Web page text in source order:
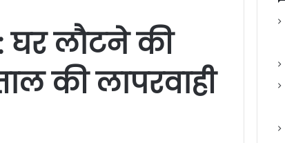
लौटने की
की लापरवाही